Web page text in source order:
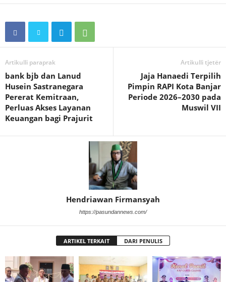
Artikulli paraprak
bank bjb dan Lanud
Husein Sastranegara
Pererat Kemitraan,
Perluas Akses Layanan
Keuangan bagi Prajurit
Artikulli tjetër
Jaja Hanaedi Terpilih
Pimpin RAPI Kota Banjar
Periode 2026–2030 pada
Muswil VII
Hendriawan Firmansyah
https://pasundannews.com/
ARTIKEL TERKAIT DARI PENULIS